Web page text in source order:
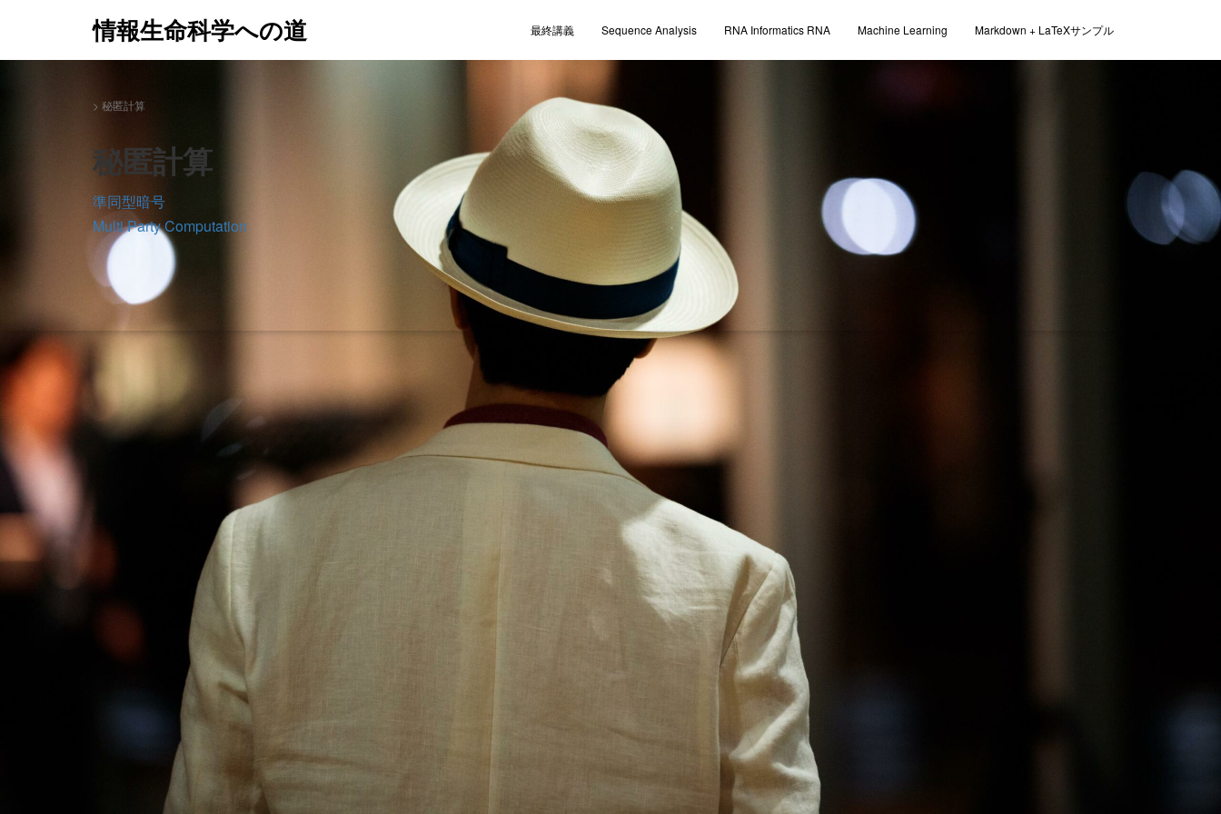
情報生命科学への道 最終講義 Sequence Analysis RNA Informatics RNA Machine Learning Markdown + LaTeXサンプル
> 秘匿計算
秘匿計算
準同型暗号
Multi Party Computation